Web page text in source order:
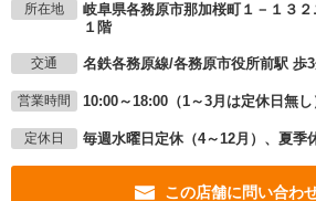
所在地
岐阜県各務原市那加桜町１－１３
１階
交通 名鉄各務原線/各務原市役所前駅 歩
営業時間 10:00～18:00（1～3月は定休日無し
定休日 毎週水曜日定休（4～12月）、夏季
この店舗に問い合わ